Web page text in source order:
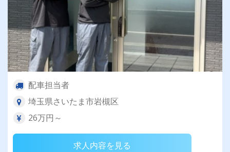
配車担当者
埼玉県さいたま市岩槻区
26万円～
求人内容を見る